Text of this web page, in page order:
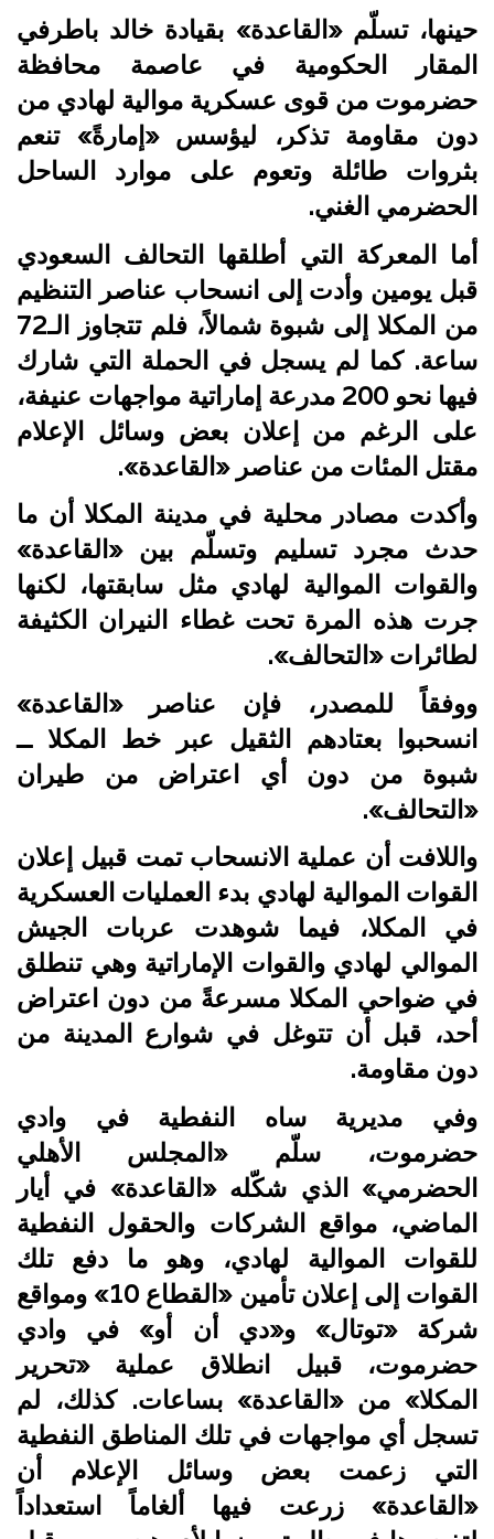
حينها، تسلّم «القاعدة» بقيادة خالد باطرفي
المقار الحكومية في عاصمة محافظة
حضرموت من قوى عسكرية موالية لهادي من
دون مقاومة تذكر، ليؤسس «إمارةً» تنعم
بثروات طائلة وتعوم على موارد الساحل
الحضرمي الغني.
أما المعركة التي أطلقها التحالف السعودي
قبل يومين وأدت إلى انسحاب عناصر التنظيم
من المكلا إلى شبوة شمالاً، فلم تتجاوز الـ72
ساعة. كما لم يسجل في الحملة التي شارك
فيها نحو 200 مدرعة إماراتية مواجهات عنيفة،
على الرغم من إعلان بعض وسائل الإعلام
مقتل المئات من عناصر «القاعدة».
وأكدت مصادر محلية في مدينة المكلا أن ما
حدث مجرد تسليم وتسلّم بين «القاعدة»
والقوات الموالية لهادي مثل سابقتها، لكنها
جرت هذه المرة تحت غطاء النيران الكثيفة
لطائرات «التحالف».
ووفقاً للمصدر، فإن عناصر «القاعدة»
انسحبوا بعتادهم الثقيل عبر خط المكلا ــ
شبوة من دون أي اعتراض من طيران
«التحالف».
واللافت أن عملية الانسحاب تمت قبيل إعلان
القوات الموالية لهادي بدء العمليات العسكرية
في المكلا، فيما شوهدت عربات الجيش
الموالي لهادي والقوات الإماراتية وهي تنطلق
في ضواحي المكلا مسرعةً من دون اعتراض
أحد، قبل أن تتوغل في شوارع المدينة من
دون مقاومة.
وفي مديرية ساه النفطية في وادي
حضرموت، سلّم «المجلس الأهلي
الحضرمي» الذي شكّله «القاعدة» في أيار
الماضي، مواقع الشركات والحقول النفطية
للقوات الموالية لهادي، وهو ما دفع تلك
القوات إلى إعلان تأمين «القطاع 10» ومواقع
شركة «توتال» و«دي أن أو» في وادي
حضرموت، قبيل انطلاق عملية «تحرير
المكلا» من «القاعدة» بساعات. كذلك، لم
تسجل أي مواجهات في تلك المناطق النفطية
التي زعمت بعض وسائل الإعلام أن
«القاعدة» زرعت فيها ألغاماً استعداداً